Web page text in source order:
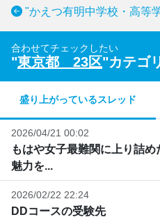
"かえつ有明中学校・高等
合わせてチェックしたい
"東京都 23区"カテゴ
盛り上がっているスレッド
2026/04/21 00:02
もはや女子最難関に上り詰
魅力を...
2026/02/22 22:24
DDコースの受験先